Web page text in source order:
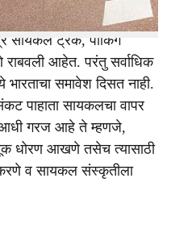
वाहतुकीचा महत्त्वाचा
सायकल ट्रॅक, पार्किंग
राबवली आहेत. परंतु सर्वाधिक
भारताचा समावेश दिसत नाही.
पाहाता सायकलचा वापर
गरज आहे ते म्हणजे,
धोरण आखणे तसेच त्यासाठी
करणे व सायकल संस्कृतीला